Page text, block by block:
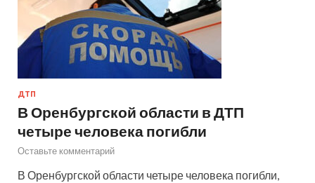
ДТП
В Оренбургской области в ДТП
четыре человека погибли
Оставьте комментарий
В Оренбургской области четыре человека погибли,